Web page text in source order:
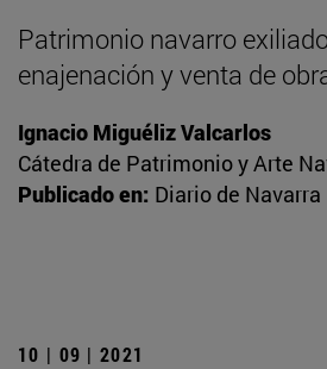
Patrimonio navarro
enajenación y venta de
Ignacio Miguéliz Valcarlos
Cátedra de Patrimonio y Arte
Publicado en: Diario de Navarra
10 | 09 | 2021